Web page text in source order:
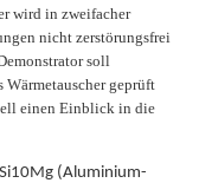
wird in zweifacher
nicht zerstörungsfrei
soll
geprüft
einen Einblick in die
(Aluminium-